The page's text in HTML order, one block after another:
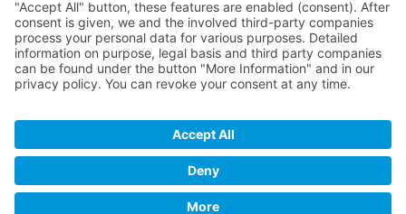
Verlag für Prävention & Gesundheit GmbH
Waldseestraße 27
77731 Willstätt
Telefon: 07852 / 93 55 196
E-Mail:info@tt-digi.de
© TT-Digi 2026